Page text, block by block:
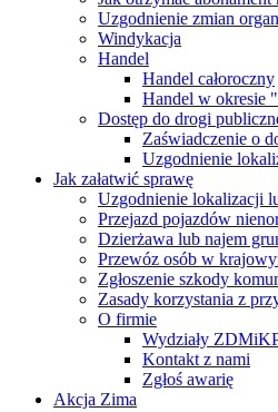
Uzgodnienie zmian
Windykacja
Handel
Handel całoroczny
Handel w okresie
Dostęp do drogi
Zaświadczenie o
Uzgodnienie
Jak załatwić sprawę
Uzgodnienie lokalizacji
Przejazd pojazdów
Dzierżawa lub najem
Przewóz osób w
Zgłoszenie szkody
Zasady korzystania z
O firmie
Wydziały
Kontakt z nami
Zgłoś awarię
Akcja Zima